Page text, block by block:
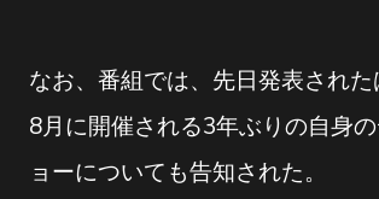
なお、番組では、先日発表され
8月に開催される3年ぶりの自身
ョーについても告知された。